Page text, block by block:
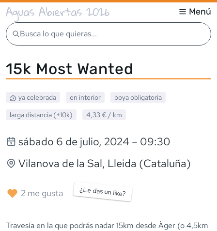
Aguas Abiertas 2026 Menú
Busca lo que quieras...
15k Most Wanted
ya celebrada en interior
boya obligatoria
larga distancia (+10k)
4,33 € / km
sábado 6 de julio, 2024 – 09:30
Vilanova de la Sal, Lleida (Cataluña)
2 me gusta ¿Le das un like?
Travesía en la que podrás nadar 15km desde Àger (o 4,5km